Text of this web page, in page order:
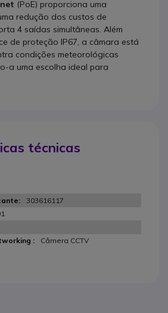
(PoE) proporciona uma
redução dos custos de
4 saídas simultâneas. Além
de proteção IP67, a câmara está
condições meteorológicas
a uma escolha ideal para
técnicas
303616117
Câmera CCTV